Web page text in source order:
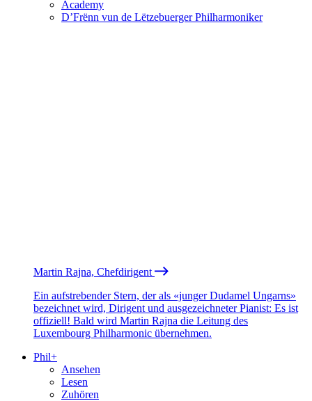
Academy
D’Frënn vun de Lëtzebuerger Philharmoniker
Martin Rajna, Chefdirigent
Ein aufstrebender Stern, der als «junger Dudamel Ungarns»
bezeichnet wird, Dirigent und ausgezeichneter Pianist: Es ist
offiziell! Bald wird Martin Rajna die Leitung des
Luxembourg Philharmonic übernehmen.
Phil+
Ansehen
Lesen
Zuhören